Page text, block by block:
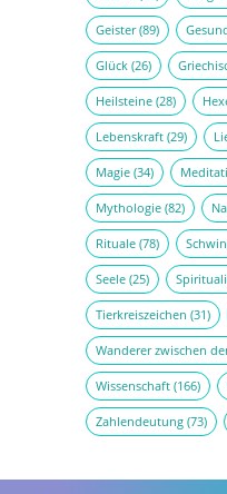
Geister(89)
Glück(26)
Heilsteine(28)
Lebenskraft(29)
Magie(34)
Mythologie(82)
Rituale(78)
Seele(25)
Tierkreiszeichen (31)
Wanderer zwischen
Wissenschaft(166)
Zahlendeutung(73)